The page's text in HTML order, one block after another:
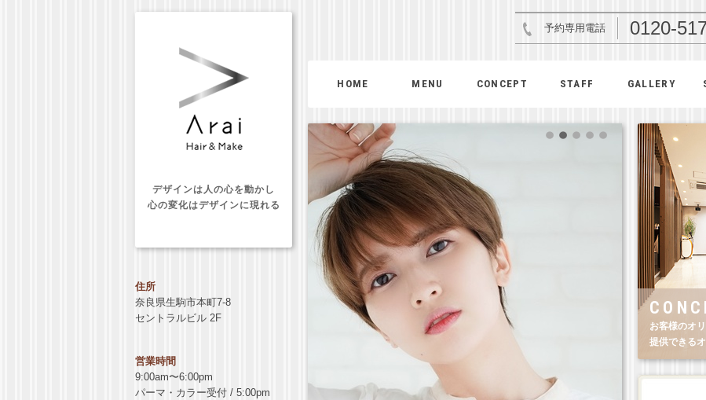
デザインは人の心を動かし
心の変化はデザインに現れる
住所
奈良県生駒市本町7-8
セントラルビル 2F
営業時間
9:00am〜6:00pm
パーマ・カラー受付 / 5:00pm
予約専用電話 0120-
HOME MENU CONCEPT STAFF GALLERY
お客様のオ
提供できる